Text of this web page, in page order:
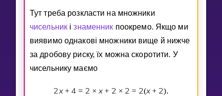
Тут треба розкласти на множники
чисельник iзнаменник поокремо. Якщо ми
виявимо однаковi множники вище й нижче
за дробову риску, їх можна скоротити. У
чисельнику маємо
2x + 4 = 2 × x + 2 × 2 = 2(x + 2).